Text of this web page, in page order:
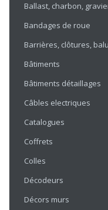
Ballast, charbon,
Bandages de roue
Barrières, clôtures,
Bâtiments
Bâtiments détaillages
Câbles electriques
Catalogues
Coffrets
Colles
Décodeurs
Décors murs